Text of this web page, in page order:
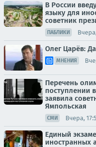
В России
языку для
советник
ПАБЛИКИ
Олег Царёв:
МНЕНИЯ
Перечень
поступлении
заявила
Ямпольская
СМИ Вчера,
Единый
иностранных